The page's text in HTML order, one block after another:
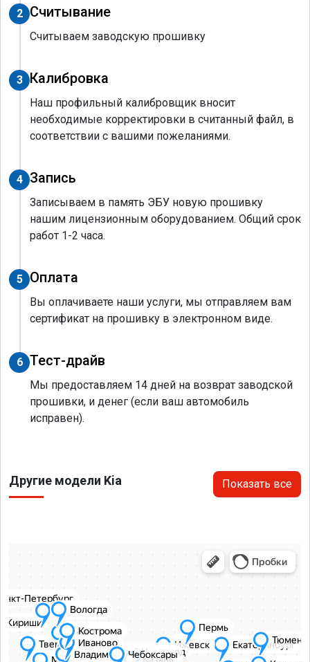
2 Считывание
Считываем заводскую прошивку
3 Калибровка
Наш профильный калибровщик вносит
необходимые корректировки в считанный файл, в
соответствии с вашими пожеланиями.
4 Запись
Записываем в память ЭБУ новую прошивку
нашим лицензионным оборудованием. Общий срок
работ 1-2 часа.
5 Оплата
Вы оплачиваете наши услуги, мы отправляем вам
сертификат на прошивку в электронном виде.
6 Тест-драйв
Мы предоставляем 14 дней на возврат заводской
прошивки, и денег (если ваш автомобиль
исправен).
Другие модели Kia Показать все